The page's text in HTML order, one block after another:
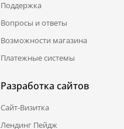
Поддержка
Вопросы и ответы
Возможности магазина
Платежные системы
Разработка сайтов
Сайт-Визитка
Лендинг Пейдж